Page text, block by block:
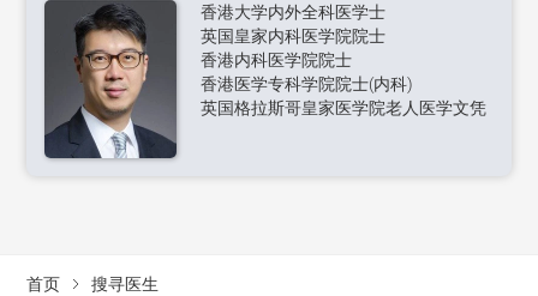
香港大学内外全科医学士
英国皇家内科医学院院士
香港内科医学院院士
香港医学专科学院院士(内科)
英国格拉斯哥皇家医学院老人医学文凭
首页 搜寻医生